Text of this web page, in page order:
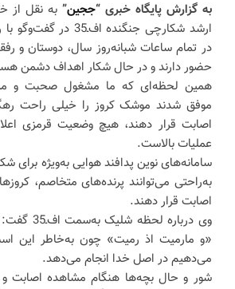
به گزارش پایگاه خبری “ججین” به نقل از
ارشد شکارچی جنگنده
در تمام ساعات شبانه‌روز سال، دوستان و
حضور دارند و در حال شکار اهداف دشمن
همین لحظه‌ای که ما مشغول صحبت و
موفق شدند موشک کروز را خیلی راحت
اصابت قرار دهند، هیچ وضعیت قرمزی
عملیات بالاست.
سامانه‌های نوین پدافند هوایی به‌ویژه برای
به‌راحتی می‌توانند پرنده‌های متخاصم،
اصابت قرار دهند.
وی درباره
«و مارمیت اذ رمیت» چون به‌خاطر این
می‌دهیم در اصل خدا انجام می‌دهد.
شور و حال بچه‌ها هنگام مشاهده اصابت و